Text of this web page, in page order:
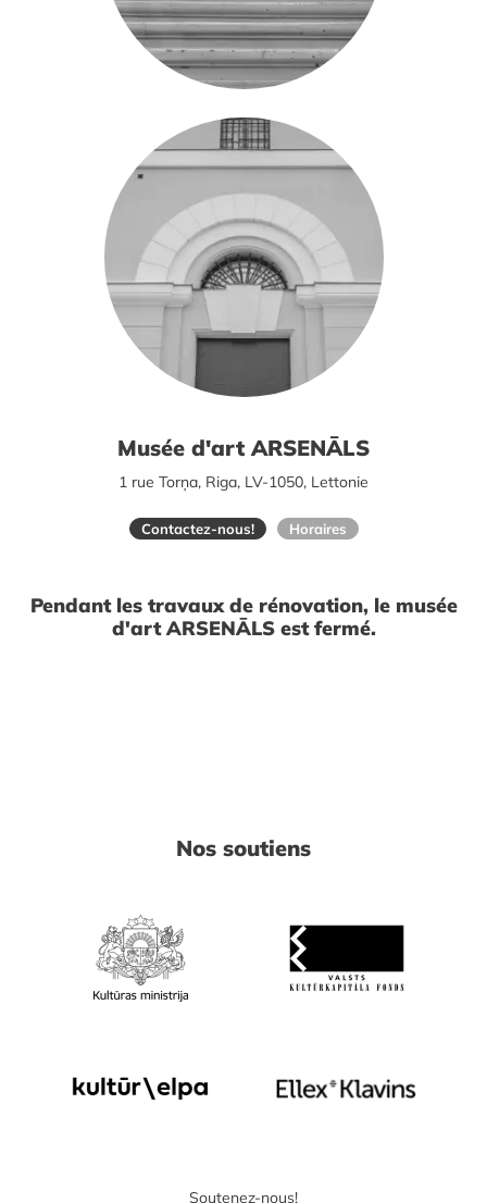
Musée d'art ARSENĀLS
1 rue Torņa, Riga, LV-1050, Lettonie
Contactez-nous! Horaires
Pendant les travaux de rénovation, le musée
d'art ARSENĀLS est fermé.
Nos soutiens
Soutenez-nous!